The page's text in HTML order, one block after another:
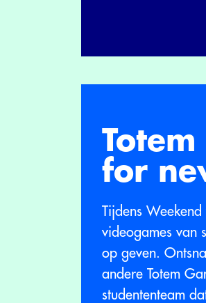
for
Tijdens
videogames van
op geven.
andere Totem
studententeam